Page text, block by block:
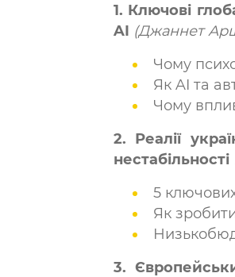
1. Ключові
AI (Джаннет
Чому
Як AI та
Чому
2. Реалії
нестабільності
5
Як
3.